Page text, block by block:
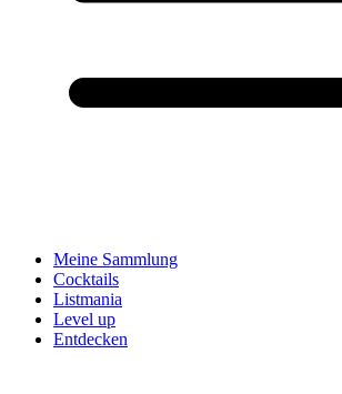
Meine Sammlung
Cocktails
Listmania
Level up
Entdecken